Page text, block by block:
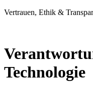
Vertrauen, Ethik &
Technologie